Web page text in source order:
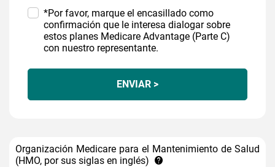
*Por favor, marque el encasillado como
confirmación que le interesa dialogar sobre
estos planes Medicare Advantage (Parte C)
con nuestro representante.
ENVIAR >
Organización Medicare para el Mantenimiento de Salud
(HMO, por sus siglas en inglés)